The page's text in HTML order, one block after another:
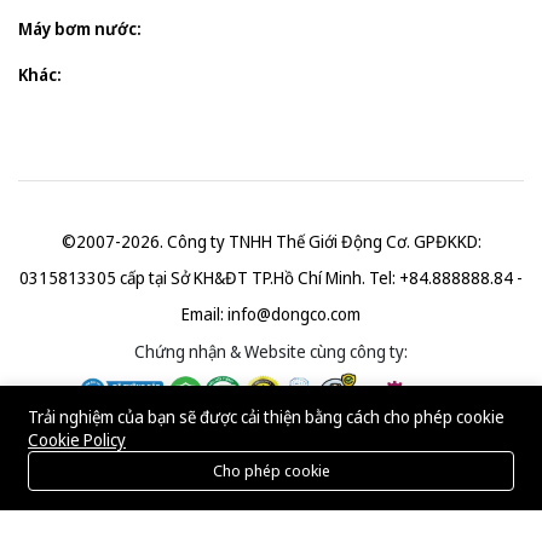
Máy bơm nước:
Khác:
©2007-2026. Công ty TNHH Thế Giới Động Cơ. GPĐKKD:
0315813305 cấp tại Sở KH&ĐT TP.Hồ Chí Minh. Tel: +84.888888.84 -
Email: info@dongco.com
Chứng nhận & Website cùng công ty:
Trải nghiệm của bạn sẽ được cải thiện bằng cách cho phép cookie
Cookie Policy
Cho phép cookie